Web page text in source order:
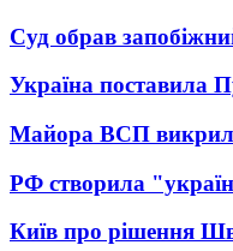
Суд обрав
Україна поставила
Майора ВСП
РФ створила
Київ про рішення